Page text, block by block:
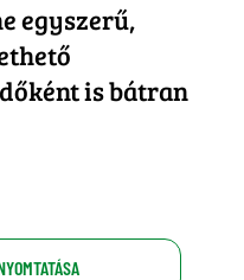
egyszerű,
is bátran